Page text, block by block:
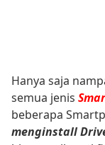
Hanya saja
semua jenis
beberapa
menginstall